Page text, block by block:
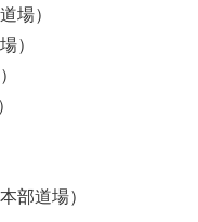
場）
）
道場）